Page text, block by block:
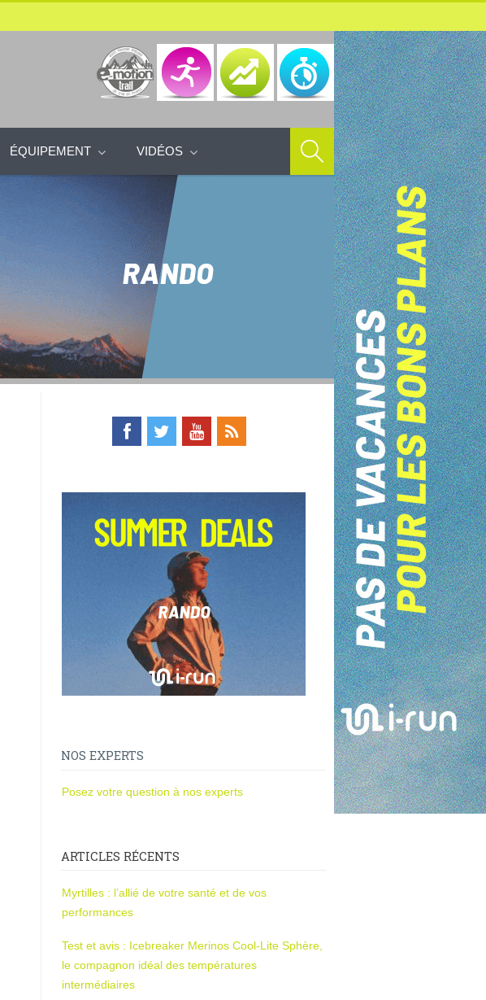
ÉQUIPEMENT VIDÉOS
NOS EXPERTS
Posez votre question à nos experts
ARTICLES RÉCENTS
Myrtilles : l’allié de votre santé et de vos
performances
Test et avis : Icebreaker Merinos Cool-Lite Sphère,
le compagnon idéal des températures
intermédiaires